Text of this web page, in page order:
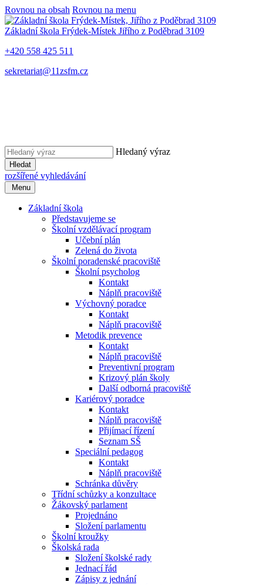
Rovnou na obsah Rovnou na menu
Základní škola Frýdek-Místek Jiřího z Poděbrad 3109
+420 558 425 511
sekretariat@11zsfm.cz
Hledaný výraz
Hledat
rozšířené vyhledávání
Menu
Základní škola
Představujeme se
Školní vzdělávací program
Učební plán
Zelená do života
Školní poradenské pracoviště
Školní psycholog
Kontakt
Náplň pracoviště
Výchovný poradce
Kontakt
Náplň pracoviště
Metodik prevence
Kontakt
Náplň pracoviště
Preventivní program
Krizový plán školy
Další odborná pracoviště
Kariérový poradce
Kontakt
Náplň pracoviště
Přijímací řízení
Seznam SŠ
Speciální pedagog
Kontakt
Náplň pracoviště
Schránka důvěry
Třídní schůzky a konzultace
Žákovský parlament
Projednáno
Složení parlamentu
Školní kroužky
Školská rada
Složení školské rady
Jednací řád
Zápisy z jednání